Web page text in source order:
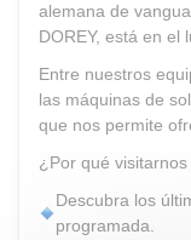
alemana de
DOREY, está en el
Entre nuestros
las máquinas de
que nos permite
¿Por qué
Descubra los
programada.